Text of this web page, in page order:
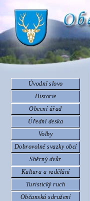
Úvodní slovo
Historie
Obecní úřad
Úřední deska
Volby
Dobrovolné svazky obcí
Sběrný dvůr
Kultura a vzdělání
Turistický ruch
Občanská sdružení